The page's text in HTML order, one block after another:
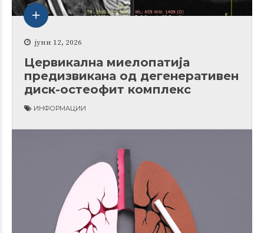
јуни 12, 2026
Цервикална миелопатија
предизвикана од дегенеративен
диск-остеофит комплекс
ИНФОРМАЦИИ